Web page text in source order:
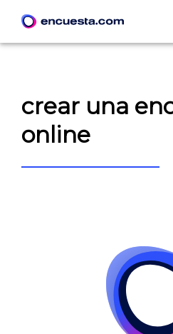
crear una
online